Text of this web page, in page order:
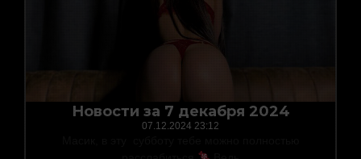
Новости за 7 декабря 2024
07.12.2024 23:12